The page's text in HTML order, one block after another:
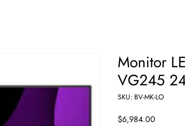
Monitor
VG245
SKU: BV-MK-LO
$6,984.00